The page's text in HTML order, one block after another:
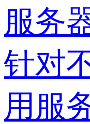
服务
针对
用服